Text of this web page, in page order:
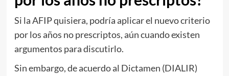
Si la AFIP quisiera, podría aplicar el nuevo criterio
por los años no prescriptos, aún cuando existen
argumentos para discutirlo.
Sin embargo, de acuerdo al Dictamen (DIALIR)